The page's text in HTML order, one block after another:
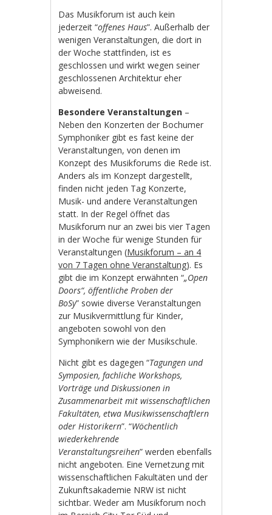
Das Musikforum ist auch kein
jederzeit “offenes Haus”. Außerhalb der
wenigen Veranstaltungen, die dort in
der Woche stattfinden, ist es
geschlossen und wirkt wegen seiner
geschlossenen Architektur eher
abweisend.
Besondere Veranstaltungen –
Neben den Konzerten der Bochumer
Symphoniker gibt es fast keine der
Veranstaltungen, von denen im
Konzept des Musikforums die Rede ist.
Anders als im Konzept dargestellt,
finden nicht jeden Tag Konzerte,
Musik- und andere Veranstaltungen
statt. In der Regel öffnet das
Musikforum nur an zwei bis vier Tagen
in der Woche für wenige Stunden für
Veranstaltungen (Musikforum – an 4
von 7 Tagen ohne Veranstaltung). Es
gibt die im Konzept erwähnten “„Open
Doors“, öffentliche Proben der
BoSy” sowie diverse Veranstaltungen
zur Musikvermittlung für Kinder,
angeboten sowohl von den
Symphonikern wie der Musikschule.
Nicht gibt es dagegen “Tagungen und
Symposien, fachliche Workshops,
Vorträge und Diskussionen in
Zusammenarbeit mit wissenschaftlichen
Fakultäten, etwa Musikwissenschaftlern
oder Historikern”. “Wöchentlich
wiederkehrende
Veranstaltungsreihen” werden ebenfalls
nicht angeboten. Eine Vernetzung mit
wissenschaftlichen Fakultäten und der
Zukunftsakademie NRW ist nicht
sichtbar. Weder am Musikforum noch